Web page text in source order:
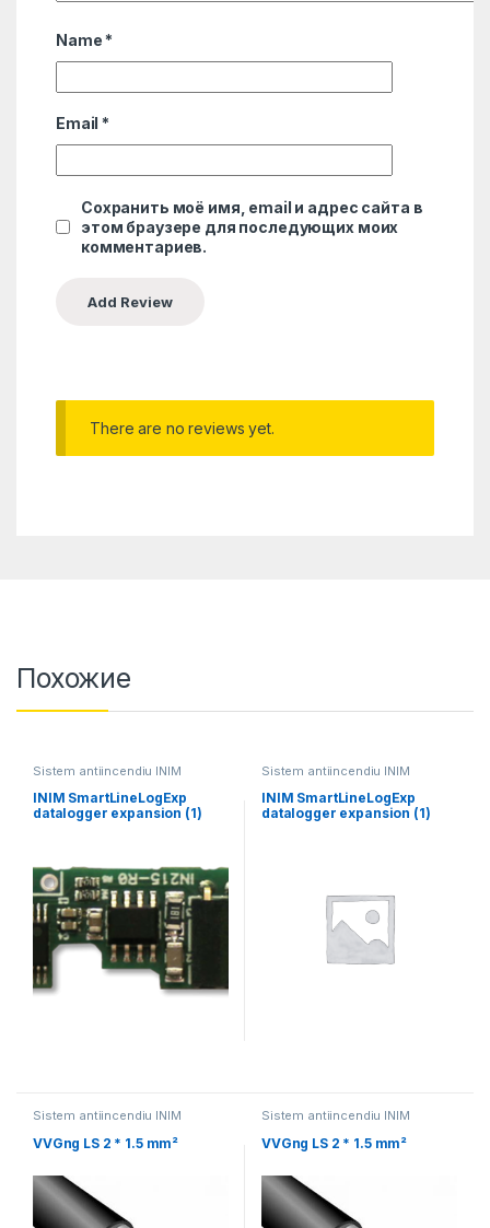
Name *
Email *
Сохранить моё имя, email и адрес сайта в
этом браузере для последующих моих
комментариев.
There are no reviews yet.
Похожие
Sistem antiincendiu INIM
INIM SmartLineLogExp
datalogger expansion (1)
Sistem antiincendiu INIM
INIM SmartLineLogExp
datalogger expansion (1)
Sistem antiincendiu INIM
VVGng LS 2 * 1.5 mm²
Sistem antiincendiu INIM
VVGng LS 2 * 1.5 mm²